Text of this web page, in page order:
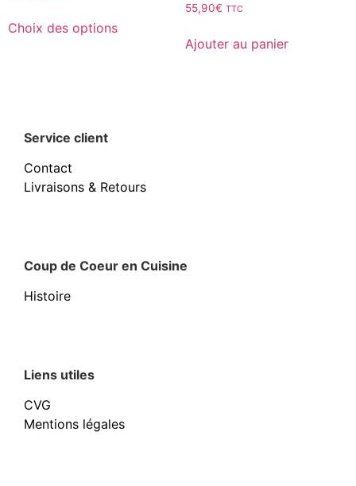
Choix des options
Note
5.00
55,90€ TTC
Ajouter au panier
Service client
Contact
Livraisons & Retours
Coup de Coeur en Cuisine
Histoire
Liens utiles
CVG
Mentions légales